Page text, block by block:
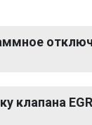
клапана